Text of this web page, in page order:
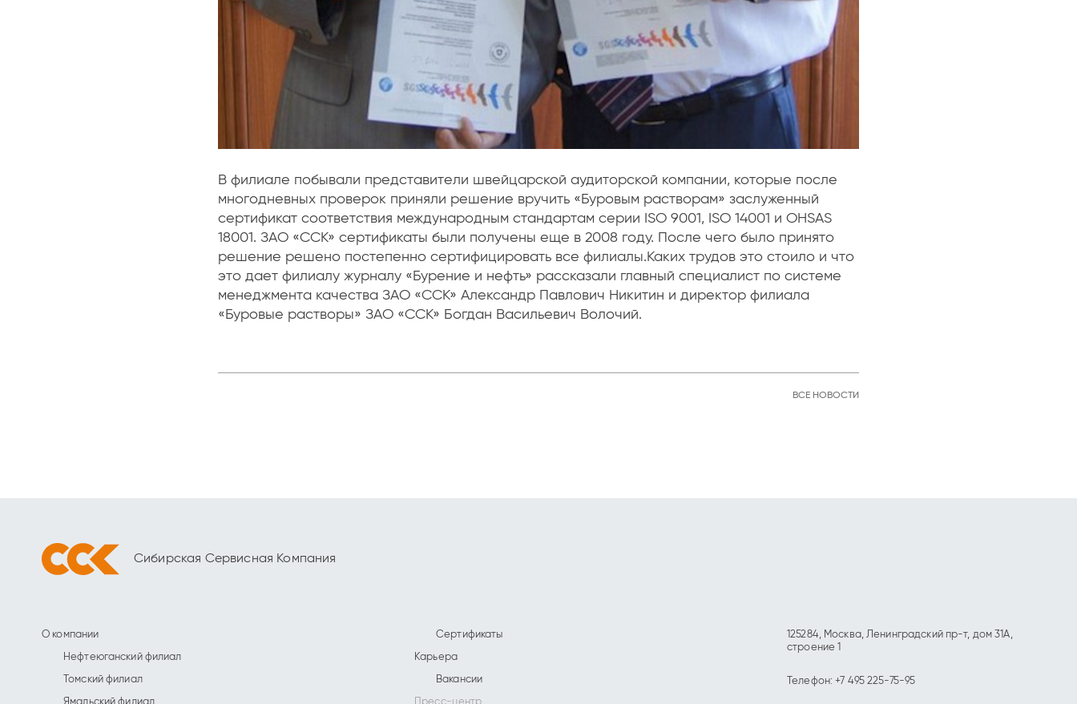
В филиале побывали представители швейцарской аудиторской компании, которые после
многодневных проверок приняли решение вручить «Буровым растворам» заслуженный
сертификат соответствия международным стандартам серии ISO 9001, ISO 14001 и OHSAS
18001. ЗАО «ССК» сертификаты были получены еще в 2008 году. После чего было принято
решение решено постепенно сертифицировать все филиалы.Каких трудов это стоило и что
это дает филиалу журналу «Бурение и нефть» рассказали главный специалист по системе
менеджмента качества ЗАО «ССК» Александр Павлович Никитин и директор филиала
«Буровые растворы» ЗАО «ССК» Богдан Васильевич Волочий.
ВСЕ НОВОСТИ
Сибирская Сервисная Компания
О компании
Нефтеюганский филиал
Томский филиал
Сертификаты
Карьера
Вакансии
125284, Москва, Ленинградский пр-т, дом 31А,
строение 1
Телефон:+7 495 225-75-95